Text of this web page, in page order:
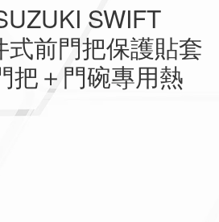
SWIFT
式前門把保護貼套
把＋門碗專用熱